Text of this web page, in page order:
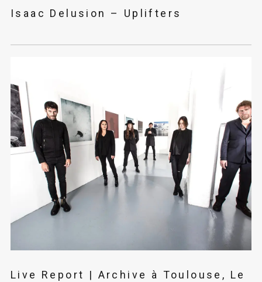
Isaac Delusion – Uplifters
Live Report | Archive à Toulouse, Le